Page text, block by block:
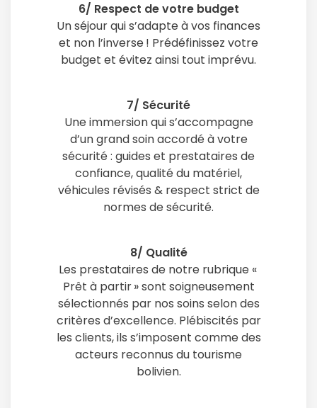
6/ Respect de votre budget
Un séjour qui s’adapte à vos finances
et non l’inverse ! Prédéfinissez votre
budget et évitez ainsi tout imprévu.
7/ Sécurité
Une immersion qui s’accompagne
d’un grand soin accordé à votre
sécurité : guides et prestataires de
confiance, qualité du matériel,
véhicules révisés & respect strict de
normes de sécurité.
8/ Qualité
Les prestataires de notre rubrique «
Prêt à partir » sont soigneusement
sélectionnés par nos soins selon des
critères d’excellence. Plébiscités par
les clients, ils s’imposent comme des
acteurs reconnus du tourisme
bolivien.